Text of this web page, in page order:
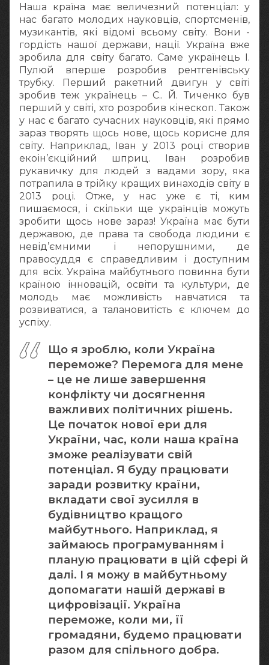
Наша країна має величезний потенціал: у
нас багато молодих науковців, спортсменів,
музикантів, які відомі всьому світу. Вони -
гордість нашої держави, нації. Україна вже
зробила для світу багато. Саме українець І.
Пулюй вперше розробив рентгенівську
трубку. Перший ракетний двигун у світі
зробив теж українець – С.. Й. Тиченко був
перший у світі, хто розробив кінескоп. Також
у нас є багато сучасних науковців, які прямо
зараз творять щось нове, щось корисне для
світу. Наприклад, Іван у 2013 році створив
екоін’єкційний шприц. Іван розробив
рукавичку для людей з вадами зору, яка
потрапила в трійку кращих винаходів світу в
2013 році. Отже, у нас уже є ті, ким
пишаємося, і скільки ще українців можуть
зробити щось нове зараз! Україна має бути
державою, де права та свобода людини є
невід’ємними і непорушними, де
правосуддя є справедливим і доступним
для всіх. Україна майбутнього повинна бути
країною інновацій, освіти та культури, де
молодь має можливість навчатися та
розвиватися, а талановитість є ключем до
успіху.
Що я зроблю, коли Україна
переможе? Перемога для мене
– це не лише завершення
конфлікту чи досягнення
важливих політичних рішень.
Це початок нової ери для
України, час, коли наша країна
зможе реалізувати свій
потенціал. Я буду працювати
заради розвитку країни,
вкладати свої зусилля в
будівництво кращого
майбутнього. Наприклад, я
займаюсь програмуванням і
планую працювати в цій сфері й
далі. І я можу в майбутньому
допомагати нашій державі в
цифровізації. Україна
переможе, коли ми, її
громадяни, будемо працювати
разом для спільного добра.